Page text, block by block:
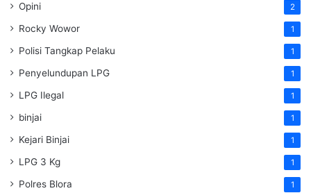
Opini 2
Rocky Wowor 1
Polisi Tangkap Pelaku 1
Penyelundupan LPG 1
LPG Ilegal 1
binjai 1
Kejari Binjai 1
LPG 3 Kg 1
Polres Blora 1